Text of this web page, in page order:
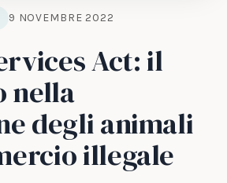
9 NOVEMBRE 2022
Act: il
nella
degli animali
illegale